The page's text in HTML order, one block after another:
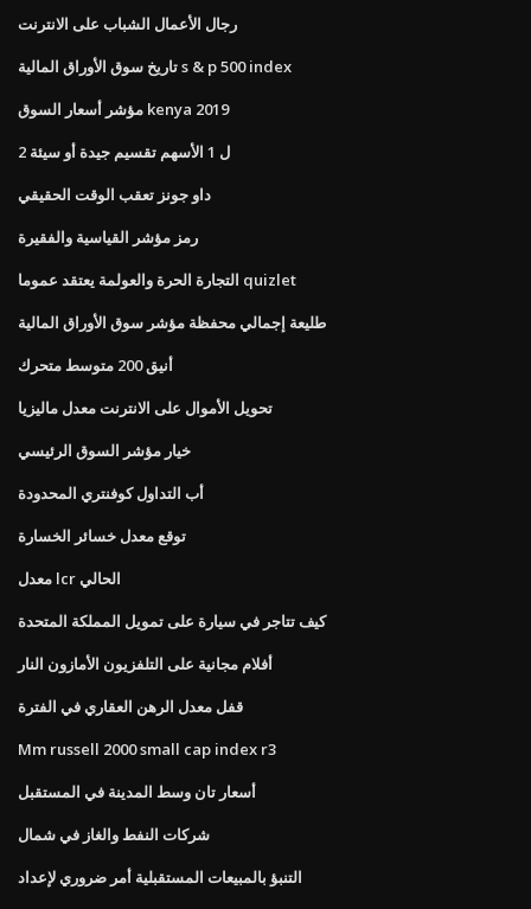
رجال الأعمال الشباب على الانترنت
تاريخ سوق الأوراق المالية s & p 500 index
مؤشر أسعار السوق kenya 2019
2 ل 1 الأسهم تقسيم جيدة أو سيئة
داو جونز تعقب الوقت الحقيقي
رمز مؤشر القياسية والفقيرة
التجارة الحرة والعولمة يعتقد عموما quizlet
طليعة إجمالي محفظة مؤشر سوق الأوراق المالية
أنيق 200 متوسط ​​متحرك
تحويل الأموال على الانترنت معدل ماليزيا
خيار مؤشر السوق الرئيسي
أب التداول كوفنتري المحدودة
توقع معدل خسائر الخسارة
معدل lcr الحالي
كيف تتاجر في سيارة على تمويل المملكة المتحدة
أفلام مجانية على التلفزيون الأمازون النار
قفل معدل الرهن العقاري في الفترة
Mm russell 2000 small cap index r3
أسعار تان وسط المدينة في المستقبل
شركات النفط والغاز في شمال
التنبؤ بالمبيعات المستقبلية أمر ضروري لإعداد